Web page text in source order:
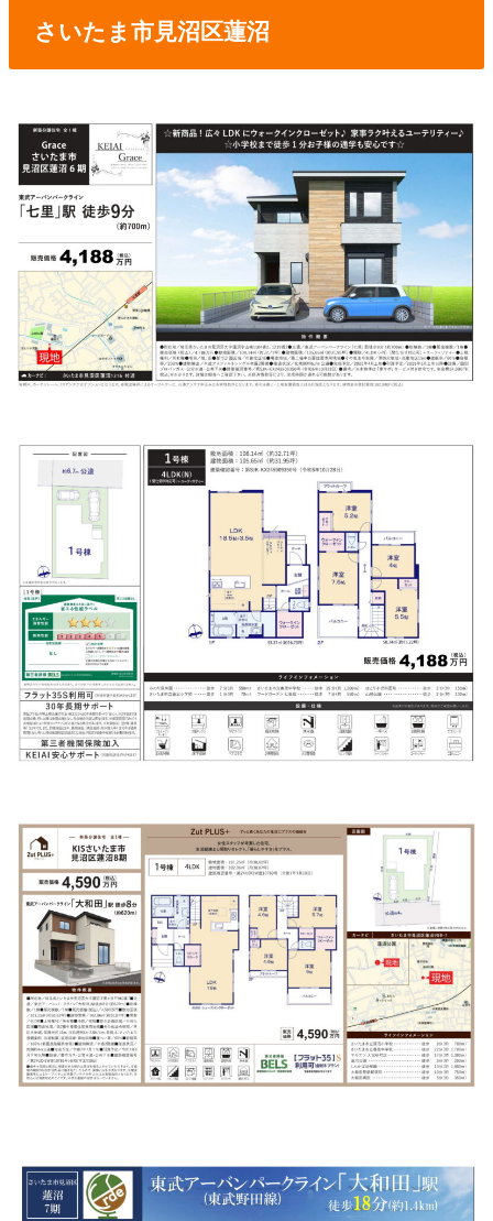
さいたま市見沼区蓮沼